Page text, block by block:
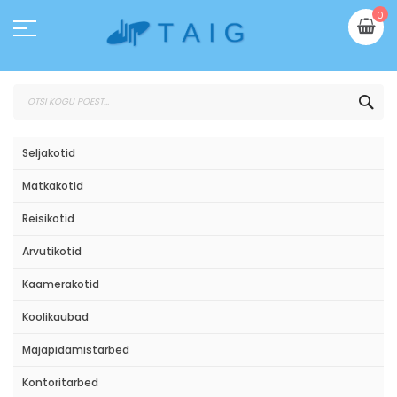
to
Content
0
Seljakotid
Matkakotid
Reisikotid
Arvutikotid
Kaamerakotid
Koolikaubad
Majapidamistarbed
Kontoritarbed